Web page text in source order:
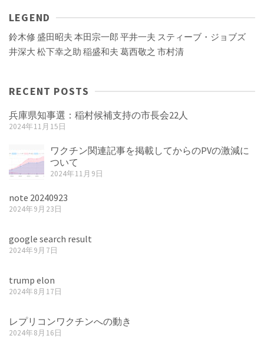
LEGEND
鈴木修 盛田昭夫 本田宗一郎 平井一夫 スティーブ・ジョブズ
井深大 松下幸之助 稲盛和夫 葛西敬之 市村清
RECENT POSTS
兵庫県知事選：稲村候補支持の市長会22人
2024年11月15日
ワクチン関連記事を掲載してからのPVの激減に
ついて
2024年11月9日
note 20240923
2024年9月23日
google search result
2024年9月7日
trump elon
2024年8月17日
レプリコンワクチンへの動き
2024年8月16日